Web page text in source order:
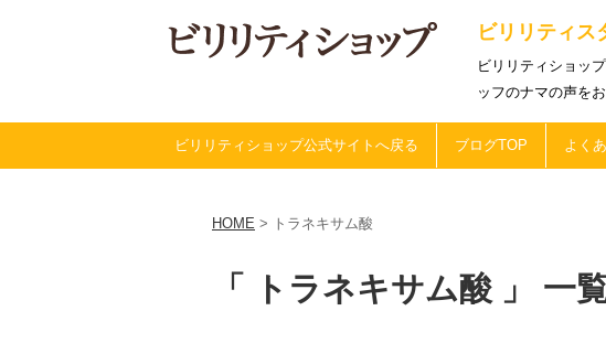
ビリリティス
ビリリティショッ
ッフのナマの声を
ビリリティショップ公式サイトへ戻る ブログTOP よく
HOME > トラネキサム酸
「 トラネキサム酸 」 一